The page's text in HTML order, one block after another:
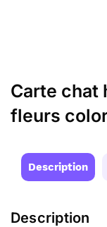
Carte chat
fleurs
Description
Description